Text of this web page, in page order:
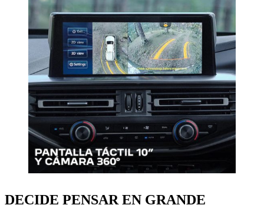
DECIDE PENSAR EN GRANDE